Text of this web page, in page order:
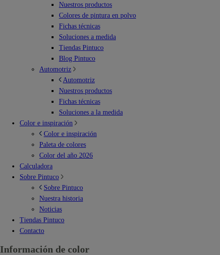
Nuestros productos
Colores de pintura en polvo
Fichas técnicas
Soluciones a medida
Tiendas Pintuco
Blog Pintuco
Automotriz
Automotriz
Nuestros productos
Fichas técnicas
Soluciones a la medida
Color e inspiración
Color e inspiración
Paleta de colores
Color del año 2026
Calculadora
Sobre Pintuco
Sobre Pintuco
Nuestra historia
Noticias
Tiendas Pintuco
Contacto
Información de color